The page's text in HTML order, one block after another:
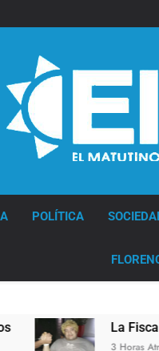
POLÍTICA
Fiscalía rechazó el
Horas Atrás